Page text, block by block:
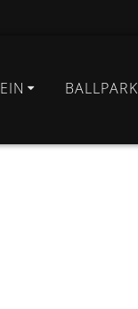
BALLPARK